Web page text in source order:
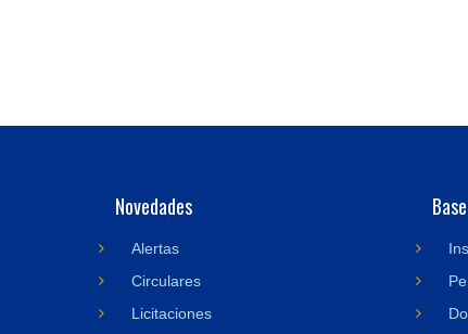
Novedades
Alertas
Circulares
Licitaciones